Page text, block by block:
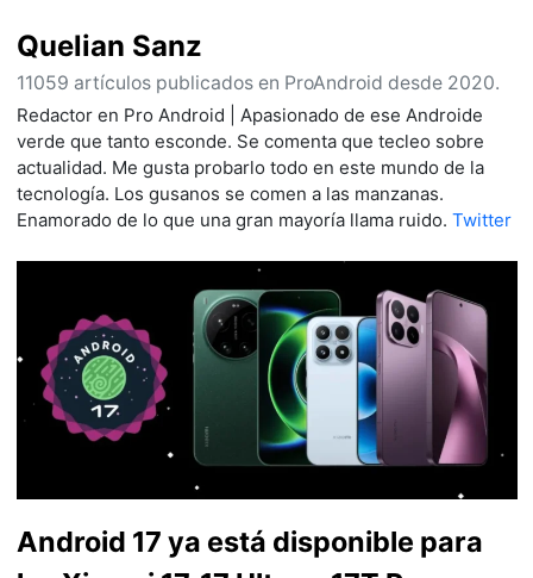
Quelian Sanz
11059 artículos publicados en ProAndroid desde 2020.
Redactor en Pro Android | Apasionado de ese Androide
verde que tanto esconde. Se comenta que tecleo sobre
actualidad. Me gusta probarlo todo en este mundo de la
tecnología. Los gusanos se comen a las manzanas.
Enamorado de lo que una gran mayoría llama ruido. Twitter
Android 17 ya está disponible para